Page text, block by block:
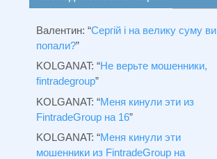
Валентин: “Сергій і на велику суму ви
попали?”
KOLGANAT: “Не верьте мошенники,
fintradegroup”
KOLGANAT: “Меня кинули эти из
FintradeGroup на 16”
KOLGANAT: “Меня кинули эти
мошенники из FintradeGroup на